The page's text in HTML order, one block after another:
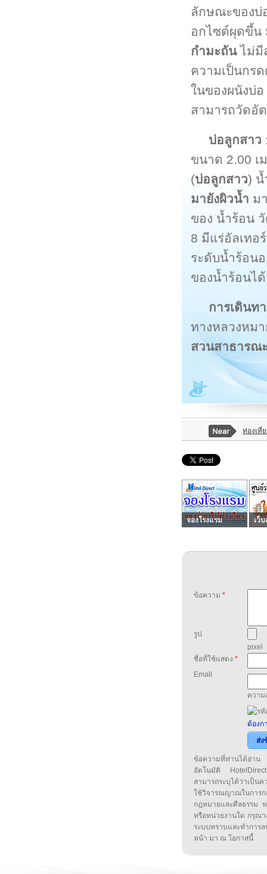
ลักษณะของบ่
อกไซด์ผุดขึ้น
กำมะถันไม่มี
ความเป็นกร
ในของผนังบ่
สามารถวัดอั
บ่อลูกสาว
ขนาด 2.00 เ
(บ่อลูกสาว)
มายังผิวน้ำ ม
ของ น้ำร้อน
8 มีแร่อัลเทอ
ระดับน้ำร้อน
ของน้ำร้อนได้
การเดินท
ทางหลวงหม
สวนสาธารณ
ท่องเที่
จองโรงแรม เว็
ข้อความ *
รูป
pixel
ชื่อที่ใช้แสดง *
Email
ความ
ต้องก
ส่ง
ข้อความที่ท่านได้อ่าน
อัตโนมัติ
สามารถระบุได้ว่าเป็น
ใช้วิจารณญาณในกา
กฎหมายและศีลธรรม
หรือหน่วยงานใด กรุณา
ระบบทราบและทำกา
หน้า มา ณ โอกาสนี้